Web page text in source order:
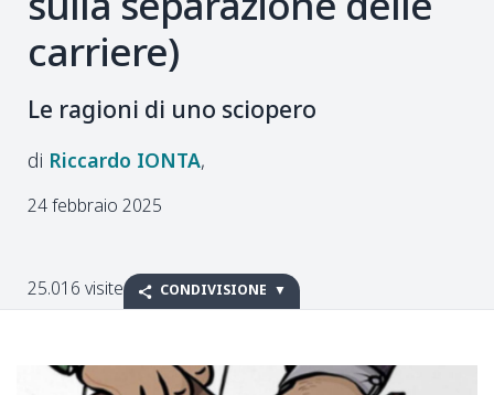
carriere)
Le ragioni di uno sciopero
Riccardo IONTA
24 febbraio 2025
25.016 visite CONDIVISIONE